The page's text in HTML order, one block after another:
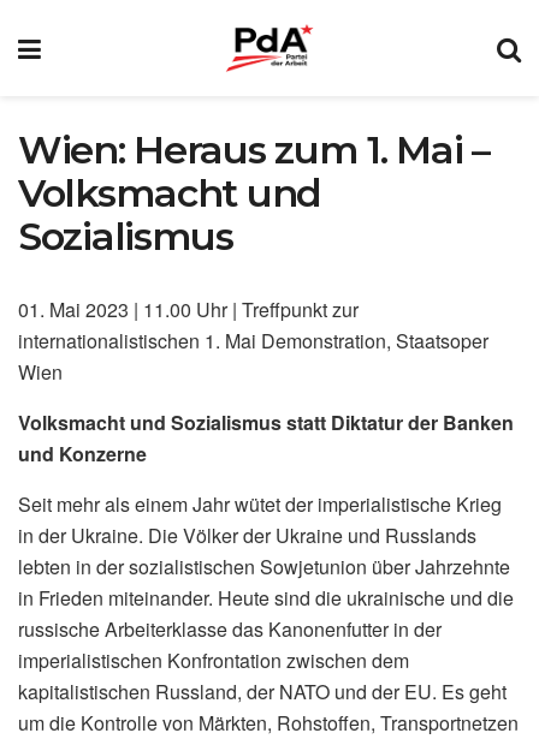
Wien: Heraus zum 1. Mai –
Volksmacht und
Sozialismus
01. Mai 2023 | 11.00 Uhr | Treffpunkt zur
internationalistischen 1. Mai Demonstration, Staatsoper
Wien
Volksmacht und Sozialismus statt Diktatur der Banken
und Konzerne
Seit mehr als einem Jahr wütet der imperialistische Krieg
in der Ukraine. Die Völker der Ukraine und Russlands
lebten in der sozialistischen Sowjetunion über Jahrzehnte
in Frieden miteinander. Heute sind die ukrainische und die
russische Arbeiterklasse das Kanonenfutter in der
imperialistischen Konfrontation zwischen dem
kapitalistischen Russland, der NATO und der EU. Es geht
um die Kontrolle von Märkten, Rohstoffen, Transportnetzen